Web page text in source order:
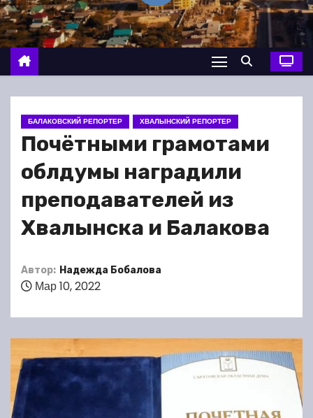
о
м
у
БАЛАКОВСКИЙ РЕПОРТЕР ХВАЛЫНСКИЙ РЕПОРТЕР
Почётными грамотами
облдумы наградили
преподавателей из
Хвалынска и Балакова
Автор: Надежда Бобалова
Мар 10, 2022